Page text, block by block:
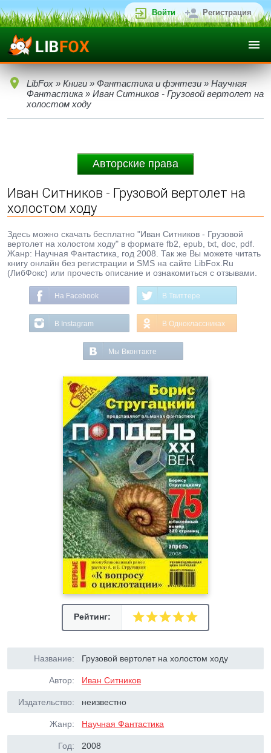
Войти Регистрация
LibFox » Книги » Фантастика и фэнтези » Научная
Фантастика » Иван Ситников - Грузовой вертолет на
холостом ходу
Авторские права
Иван Ситников - Грузовой вертолет на
холостом ходу
Здесь можно скачать бесплатно "Иван Ситников - Грузовой
вертолет на холостом ходу" в формате fb2, epub, txt, doc, pdf.
Жанр: Научная Фантастика, год 2008. Так же Вы можете читать
книгу онлайн без регистрации и SMS на сайте LibFox.Ru
(ЛибФокс) или прочесть описание и ознакомиться с отзывами.
На Facebook В Твиттере
В Instagram В Одноклассниках
Мы Вконтакте
Рейтинг:
Название: Грузовой вертолет на холостом ходу
Автор: Иван Ситников
Издательство: неизвестно
Жанр: Научная Фантастика
Год: 2008